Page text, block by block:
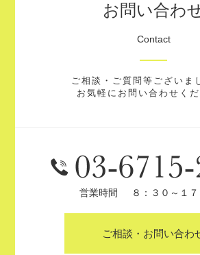
お問い合わ
Contact
ご相談・ご質問等ございま
お気軽にお問い合わせくだ
営業時間 ８：３０～１
ご相談・お問い合わ